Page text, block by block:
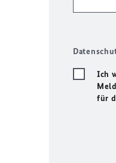
Ich
für